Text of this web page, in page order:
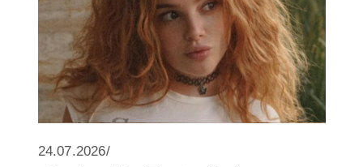
24.07.2026/